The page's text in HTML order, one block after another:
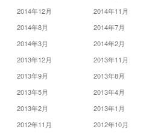
2014年12月
2014年11月
2014年8月
2014年7月
2014年3月
2014年2月
2013年12月
2013年11月
2013年9月
2013年8月
2013年5月
2013年4月
2013年2月
2013年1月
2012年11月
2012年10月